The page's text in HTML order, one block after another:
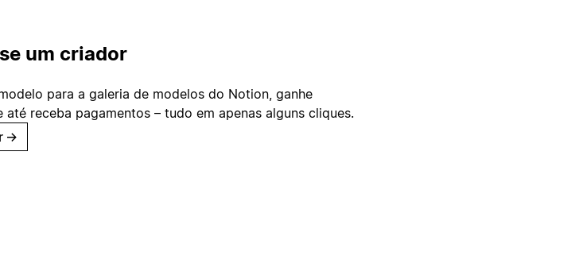
um criador
para a galeria de modelos do Notion, ganhe
até receba pagamentos – tudo em apenas alguns cliques.
→